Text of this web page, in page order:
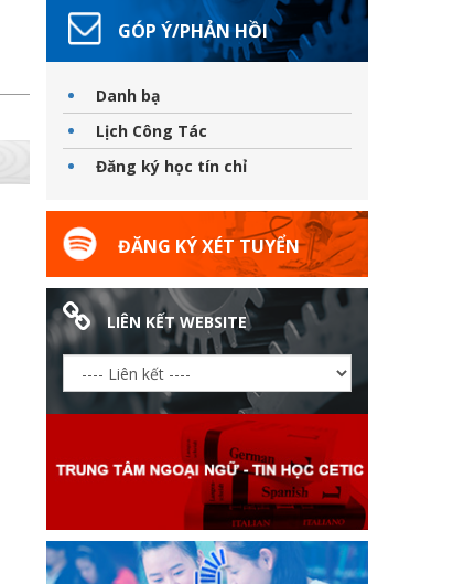
GÓP Ý/PHẢN HỒI
Danh bạ
Lịch Công Tác
Đăng ký học tín chỉ
ĐĂNG KÝ XÉT TUYỂN
LIÊN KẾT WEBSITE